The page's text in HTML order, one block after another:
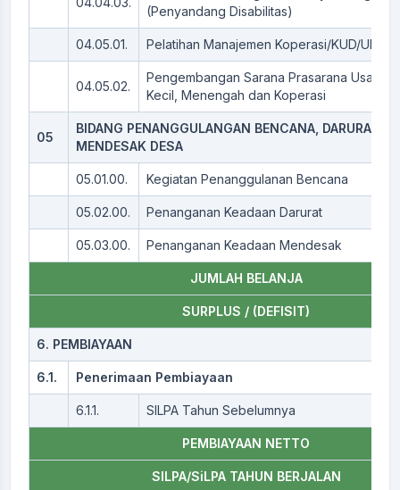
(Penyandang Disabilitas)
04.05.01. Pelatihan Manajemen Koperasi/KUD/UMKM
04.05.02.
Pengembangan Sarana Prasarana Usaha
Kecil, Menengah dan Koperasi
05
BIDANG PENANGGULANGAN BENCANA, DARURAT
MENDESAK DESA
05.01.00. Kegiatan Penanggulanan Bencana
05.02.00. Penanganan Keadaan Darurat
05.03.00. Penanganan Keadaan Mendesak
JUMLAH BELANJA
SURPLUS / (DEFISIT)
6. PEMBIAYAAN
6.1. Penerimaan Pembiayaan
6.1.1. SILPA Tahun Sebelumnya
PEMBIAYAAN NETTO
SILPA/SiLPA TAHUN BERJALAN